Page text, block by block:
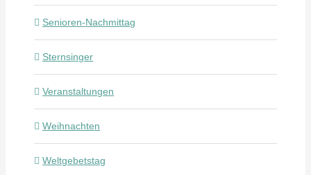
Senioren-Nachmittag
Sternsinger
Veranstaltungen
Weihnachten
Weltgebetstag